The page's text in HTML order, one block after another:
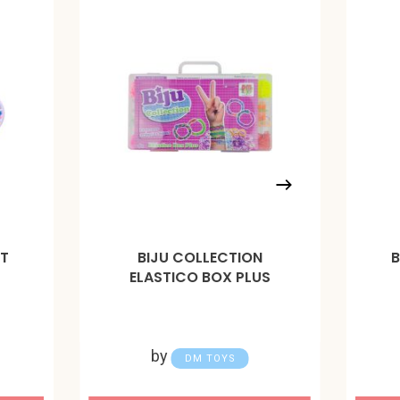
BIJU COLLECTION
ELASTICO BOX PLUS
by DM TOYS